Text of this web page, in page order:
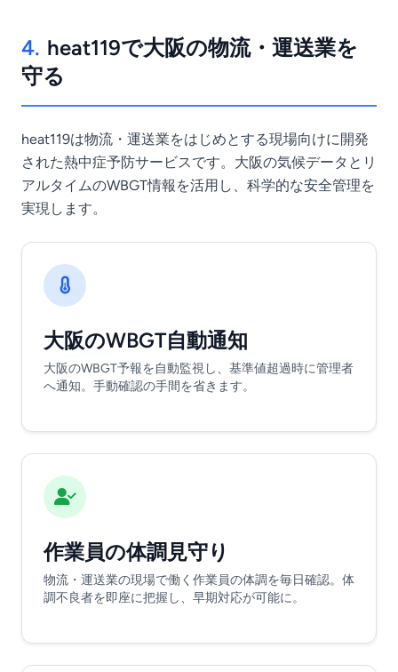
4. heat119で大阪の物流・運送業を
守る
heat119は物流・運送業をはじめとする現場向けに開発
された熱中症予防サービスです。大阪の気候データとリ
アルタイムのWBGT情報を活用し、科学的な安全管理を
実現します。
大阪のWBGT自動通知
大阪のWBGT予報を自動監視し、基準値超過時に管理者
へ通知。手動確認の手間を省きます。
作業員の体調見守り
物流・運送業の現場で働く作業員の体調を毎日確認。体
調不良者を即座に把握し、早期対応が可能に。